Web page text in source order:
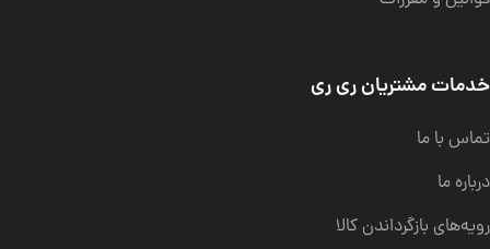
خدمات مشتریان ری ری
تماس با ما
درباره ما
رویه‌های بازگرداندن کالا